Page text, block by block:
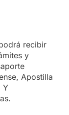
recibir
y
Apostilla
Y